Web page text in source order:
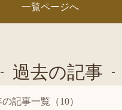
一覧ページへ
過去の記事
の記事一覧（10）